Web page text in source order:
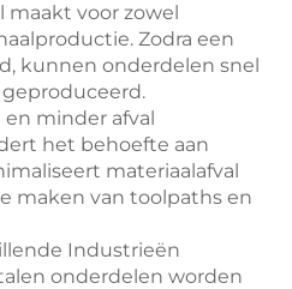
maakt voor zowel
Zodra een
kunnen onderdelen snel
en minder afval
het behoefte aan
materiaalafval
maken van toolpaths en
Industrieën
onderdelen worden